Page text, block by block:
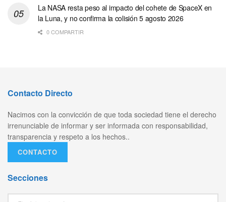
La NASA resta peso al impacto del cohete de SpaceX en
la Luna, y no confirma la colisión 5 agosto 2026
0 COMPARTIR
Contacto Directo
Nacimos con la convicción de que toda sociedad tiene el derecho
irrenunciable de informar y ser informada con responsabilidad,
transparencia y respeto a los hechos..
CONTACTO
Secciones